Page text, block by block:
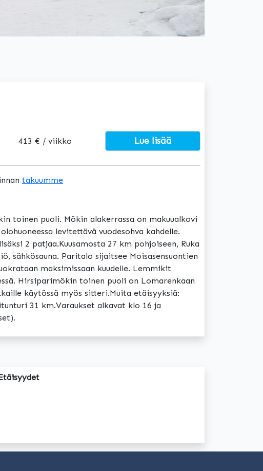
413 € / viikko Lue lisää
takuumme
toinen puoli. Mökin alakerrassa on makuualkovi
levitettävä vuodesohva kahdelle.
2 patjaa.Kuusamosta 27 km pohjoiseen, Ruka
sähkösauna. Paritalo sijaitsee Moisasensuontien
maksimissaan kuudelle. Lemmikit
Hirsiparimökin toinen puoli on Lomarenkaan
käytössä myös sitteri.Muita etäisyyksiä:
31 km.Varaukset alkavat klo 16 ja